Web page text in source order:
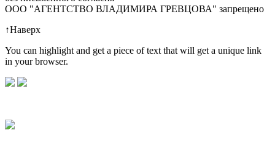
OOO "АГЕНТСТВО ВЛАДИМИРА ГРЕВЦОВА" запрещено
↑Наверх
You can highlight and get a piece of text that will get a unique link
in your browser.